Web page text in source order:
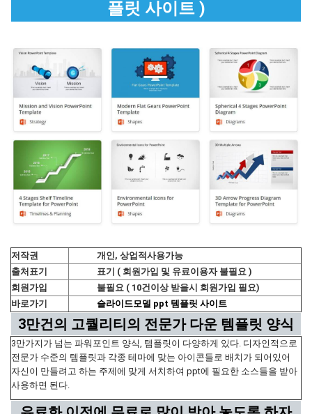
플릿 사이트 )
저작권
개인, 상업적사용가능
출처표기
표기 ( 회원가입 및 유료이용자 불필요 )
회원가입
불필요 ( 10건이상 받을시 회원가입 필요)
바로가기
슬라이드모델 ppt 템플릿 사이트
3만건의 고퀄리티의 전문가 다운 템플릿 양식
3만가지가 넘는 파워포인트 양식, 템플릿이 다양하게 있다. 디자인적으로
전문가 수준의 템플릿과 각종 테마에 맞는 아이콘들로 배치가 되어있어
자신이 만들려고 하는 주제에 맞게 서치하여 ppt에 필요한 소스들을 받아
사용하면 된다.